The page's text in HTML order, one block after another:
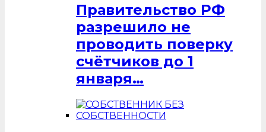
Правительство РФ
разрешило не
проводить поверку
счётчиков до 1
января…